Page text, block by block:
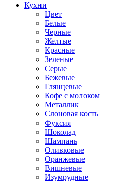
Кухни
Цвет
Белые
Черные
Желтые
Красные
Зеленые
Серые
Бежевые
Глянцевые
Кофе с молоком
Металлик
Слоновая кость
Фуксия
Шоколад
Шампань
Оливковые
Оранжевые
Вишневые
Изумрудные